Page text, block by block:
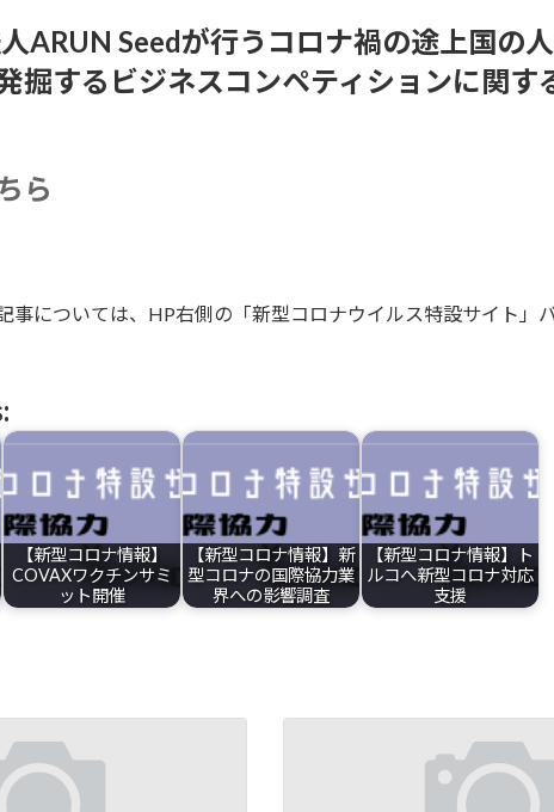
ARUN Seedが行うコロナ禍の途上国の
掘するビジネスコンペティションに関す
ら
事については、HP右側の「新型コロナウイルス特設サイト」
【新型コロナ情報】
COVAXワクチンサミ
ット開催
【新型コロナ情報】新
型コロナの国際協力業
界への影響調査
【新型コロナ情報】ト
ルコへ新型コロナ対応
支援